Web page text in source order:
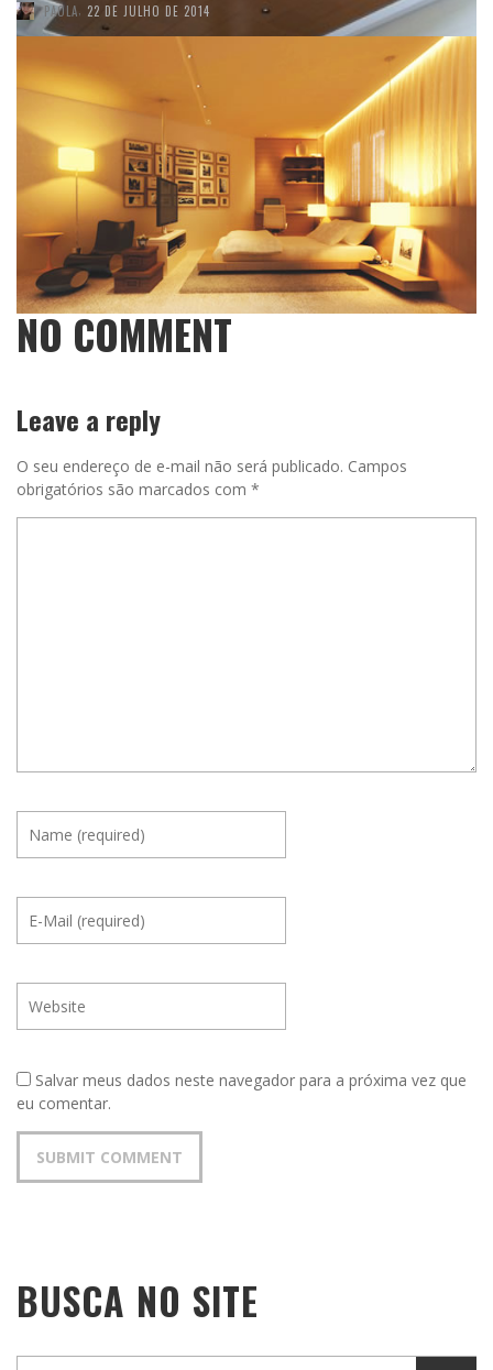
PAOLA 22 DE JULHO DE 2014
NO COMMENT
Leave a reply
O seu endereço de e-mail não será publicado. Campos
obrigatórios são marcados com *
Salvar meus dados neste navegador para a próxima vez que
eu comentar.
BUSCA NO SITE